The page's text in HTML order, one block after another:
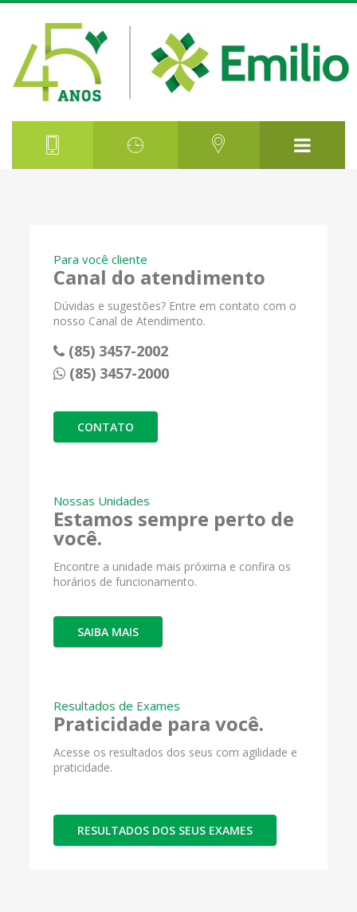
Para você cliente
Canal do atendimento
Dúvidas e sugestões? Entre em contato com o
nosso Canal de Atendimento.
(85) 3457-2002
(85) 3457-2000
CONTATO
Nossas Unidades
Estamos sempre perto de
você.
Encontre a unidade mais próxima e confira os
horários de funcionamento.
SAIBA MAIS
Resultados de Exames
Praticidade para você.
Acesse os resultados dos seus com agilidade e
praticidade.
RESULTADOS DOS SEUS EXAMES